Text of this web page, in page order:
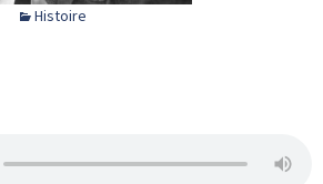
Histoire